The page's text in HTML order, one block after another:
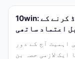
10win: آفیشل اور محفوظ سافٹ ویئر ڈاؤن لوڈ کرنے کے
اعتماد ساتھی
اہمیت آج کے دور